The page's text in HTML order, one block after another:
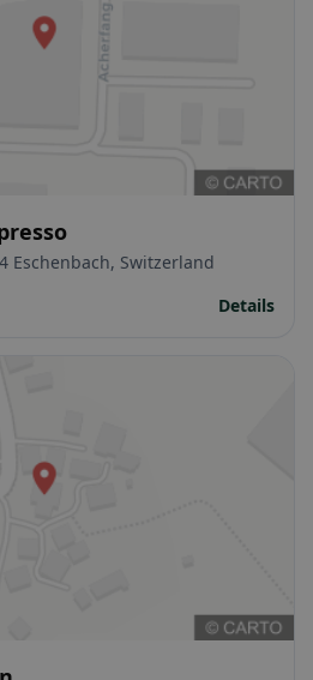
Eschenbach, Switzerland
Details